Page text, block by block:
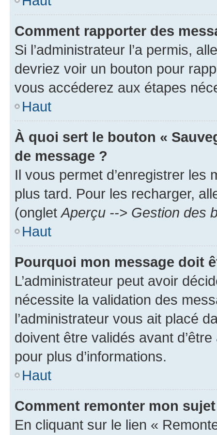
Comment rapporter des
Si l’administrateur l’a permis,
devriez voir un bouton pour
vous accéderez aux étapes
Haut
À quoi sert le bouton «
de message ?
Il vous permet d’enregistrer
plus tard. Pour les recharger,
(ongletAperçu --> Gestion des
Haut
Pourquoi mon message doit
L’administrateur peut avoir
nécessite la validation des
l’administrateur vous ait placé
doivent être validés avant
pour plus d’informations.
Haut
Comment remonter mon
En cliquant sur le lien «